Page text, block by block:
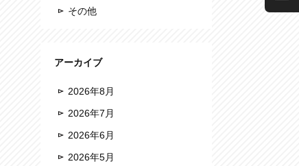
その他
アーカイブ
2026年8月
2026年7月
2026年6月
2026年5月